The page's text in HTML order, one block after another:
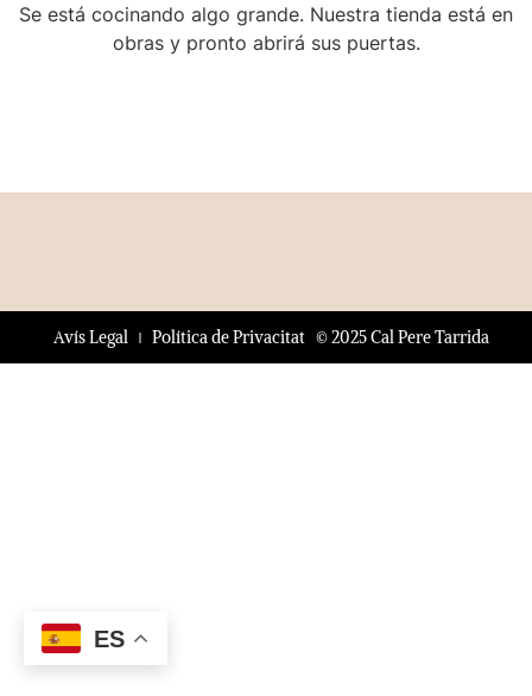
Se está cocinando algo grande. Nuestra tienda está en
obras y pronto abrirá sus puertas.
© 2025 Cal Pere Tarrida
Avís Legal Política de Privacitat
ES